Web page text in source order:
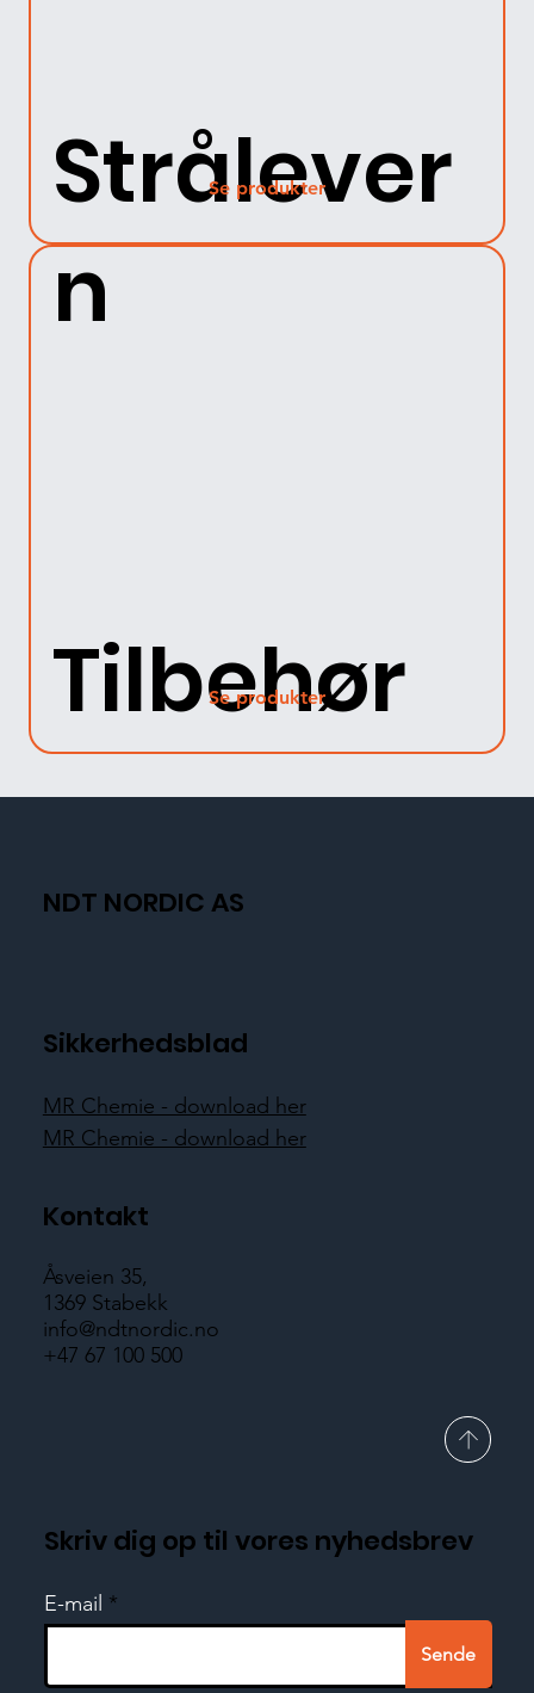
Strålever
n
Se produkter
Tilbehør
Se produkter
NDT NORDIC AS
Sikkerhedsblad
MR Chemie - download her
MR Chemie - download her
Kontakt
Åsveien 35,
1369 Stabekk
info@ndtnordic.no
+47 67 100 500
Skriv dig op til vores nyhedsbrev
E-mail
Sende